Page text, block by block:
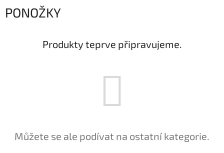
PONOŽKY
Produkty teprve připravujeme.
Můžete se ale podívat na ostatní kategorie.